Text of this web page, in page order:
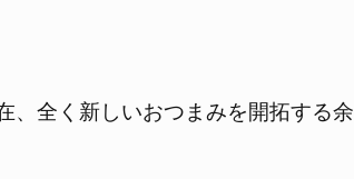
、全く新しいおつまみを開拓する余